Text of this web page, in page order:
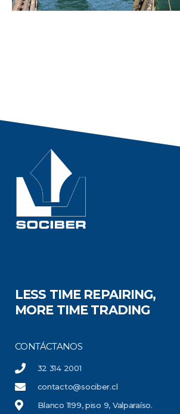
LESS TIME REPAIRING,
MORE TIME TRADING
CONTÁCTANOS
32 314 2001
contacto@sociber.cl
Blanco 1199, piso 9, Valparaíso.